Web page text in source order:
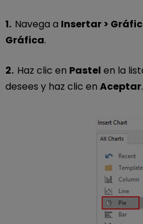
1. Navega a Insertar >
Gráfica.
2. Haz clic en Pastel en la
desees y haz clic en Aceptar.